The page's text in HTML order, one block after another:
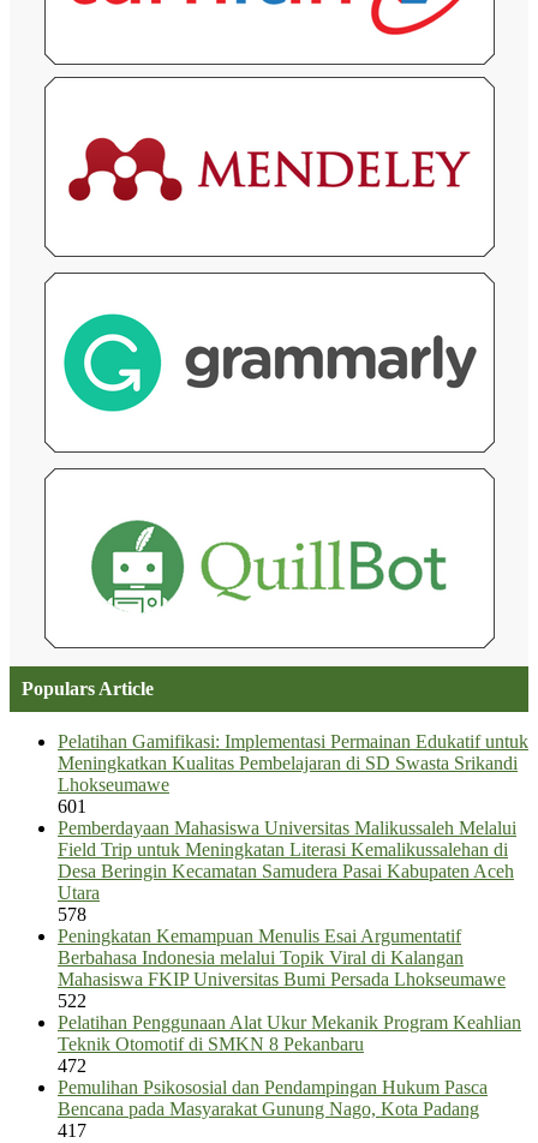
Populars Article
Pelatihan Gamifikasi: Implementasi Permainan Edukatif untuk
Meningkatkan Kualitas Pembelajaran di SD Swasta Srikandi
Lhokseumawe
601
Pemberdayaan Mahasiswa Universitas Malikussaleh Melalui
Field Trip untuk Meningkatan Literasi Kemalikussalehan di
Desa Beringin Kecamatan Samudera Pasai Kabupaten Aceh
Utara
578
Peningkatan Kemampuan Menulis Esai Argumentatif
Berbahasa Indonesia melalui Topik Viral di Kalangan
Mahasiswa FKIP Universitas Bumi Persada Lhokseumawe
522
Pelatihan Penggunaan Alat Ukur Mekanik Program Keahlian
Teknik Otomotif di SMKN 8 Pekanbaru
472
Pemulihan Psikososial dan Pendampingan Hukum Pasca
Bencana pada Masyarakat Gunung Nago, Kota Padang
417